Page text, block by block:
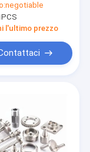
per tornire
SS202
negotiable
l'ultimo prezzo